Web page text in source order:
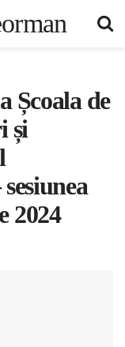
Școala de
și
2024